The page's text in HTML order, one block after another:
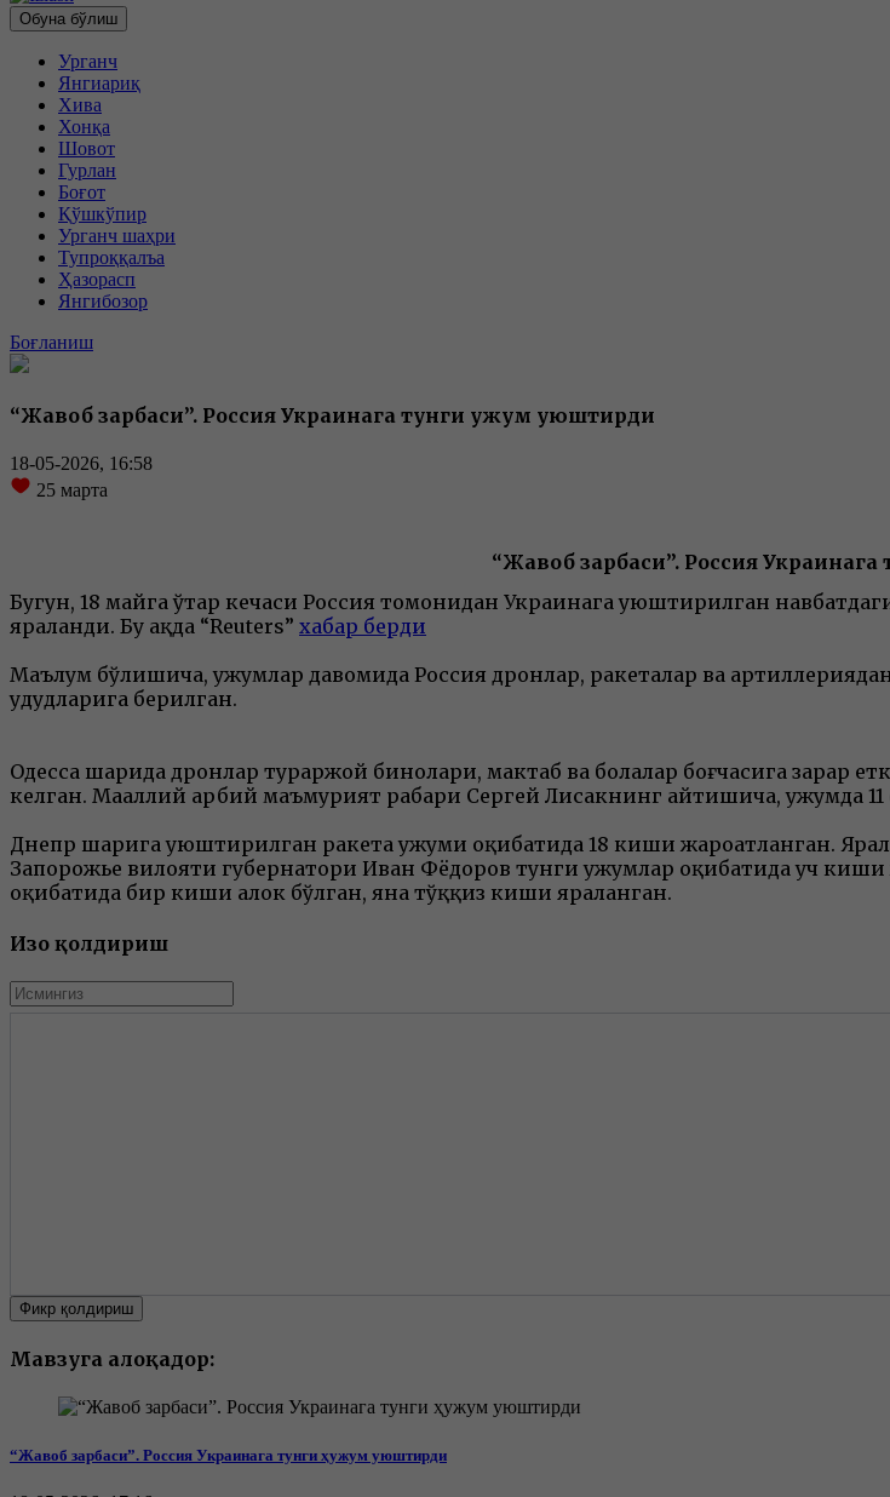
Обуна бўлиш
Урганч
Янгиариқ
Хива
Хонқа
Шовот
Гурлан
Боғот
Қўшкўпир
Урганч шаҳри
Тупроққалъа
Ҳазорасп
Янгибозор
Боғланиш
“Жавоб зарбаси”. Россия Украинага тунги ҳужум уюштирди
18-05-2026, 16:58
25 марта
“Жавоб зарбаси”. Россия
Бугун, 18 майга ўтар кечаси Россия томонидан Украинага уюштирилган
яраланди. Бу ҳақда “Reuters” хабар берди
Маълум бўлишича, ҳужумлар давомида Россия дронлар, ракеталар ва
ҳудудларига берилган.
Одесса шаҳрида дронлар тураржой бинолари, мактаб ва болалар боғчасига зарар
келган. Маҳаллий ҳарбий маъмурият раҳбари Сергей Лисакнинг айтишича, ҳужумда
Днепр шаҳрига уюштирилган ракета ҳужуми оқибатида 18 киши жароҳатланган.
Запорожье вилояти губернатори Иван Фёдоров тунги ҳужумлар оқибатида уч
оқибатида бир киши ҳалок бўлган, яна тўққиз киши яраланган.
Изоҳ қолдириш
Фикр қолдириш
Мавзуга алоқадор:
“Жавоб зарбаси”. Россия Украинага тунги ҳужум уюштирди